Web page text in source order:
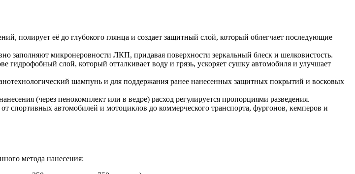
полирует её до глубокого глянца и создает защитный слой, который облегчает последующие
заполняют микронеровности ЛКП, придавая поверхности зеркальный блеск и шелковистость.
гидрофобный слой, который отталкивает воду и грязь, ускоряет сушку автомобиля и улучшает
шампунь и для поддержания ранее нанесенных защитных покрытий и восковых
(через пенокомплект или в ведре) расход регулируется пропорциями разведения.
спортивных автомобилей и мотоциклов до коммерческого транспорта, фургонов, кемперов и
метода нанесения: